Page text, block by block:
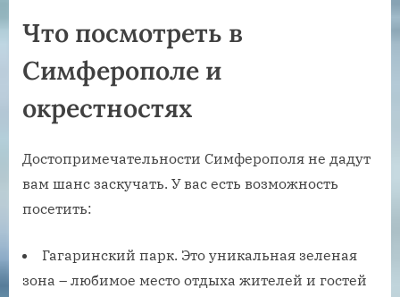
Что посмотреть в
Симферополе и
окрестностях
Достопримечательности Симферополя не дадут
вам шанс заскучать. У вас есть возможность
посетить:
Гагаринский парк. Это уникальная зеленая
зона – любимое место отдыха жителей и гостей